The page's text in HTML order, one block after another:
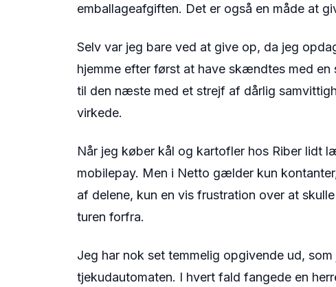
emballageafgiften. Det er også en måde at
Selv var jeg bare ved at give op, da jeg
hjemme efter først at have skændtes med
til den næste med et strejf af dårlig
virkede.
Når jeg køber kål og kartofler hos Riber lidt
mobilepay. Men i Netto gælder kun
af delene, kun en vis frustration over at
turen forfra.
Jeg har nok set temmelig opgivende ud,
tjekudautomaten. I hvert fald fangede en